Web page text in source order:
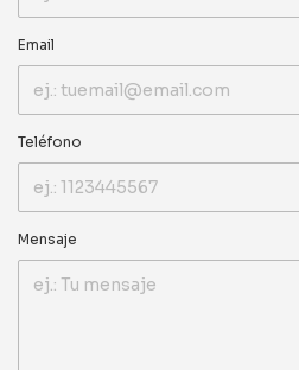
Email
Teléfono
Mensaje